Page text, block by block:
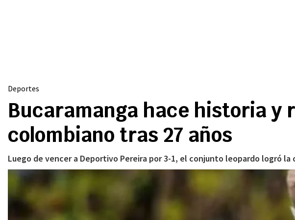
Deportes
Bucaramanga hace historia y
colombiano tras 27 años
Luego de vencer a Deportivo Pereira por 3-1, el conjunto leopardo logró